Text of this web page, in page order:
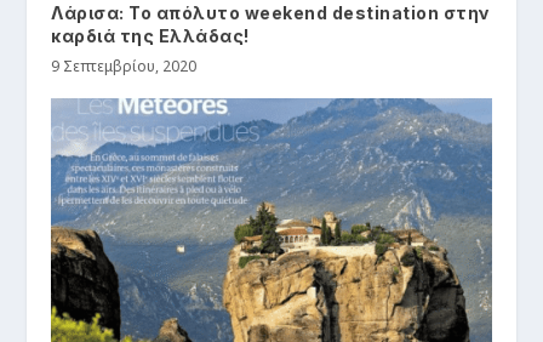
Λάρισα: Το απόλυτο weekend destination στην
καρδιά της Ελλάδας!
9 Σεπτεμβρίου, 2020